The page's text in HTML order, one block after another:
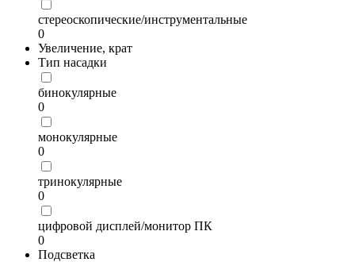
стереоскопические/инструментальные
0
Увеличение, крат
Тип насадки
бинокулярные
0
монокулярные
0
тринокулярные
0
цифровой дисплей/монитор ПК
0
Подсветка